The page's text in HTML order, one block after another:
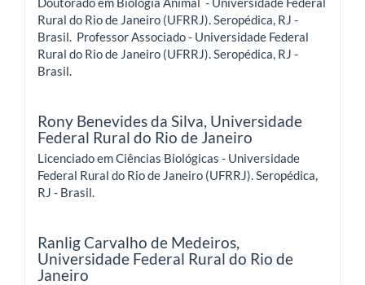
Rural do Rio de Janeiro (UFRRJ). Seropédica, RJ -
Brasil. Professor Associado - Universidade Federal
Rural do Rio de Janeiro (UFRRJ). Seropédica, RJ -
Brasil.
Rony Benevides da Silva, Universidade
Federal Rural do Rio de Janeiro
Licenciado em Ciências Biológicas - Universidade
Federal Rural do Rio de Janeiro (UFRRJ). Seropédica,
RJ - Brasil.
Ranlig Carvalho de Medeiros,
Universidade Federal Rural do Rio de
Janeiro